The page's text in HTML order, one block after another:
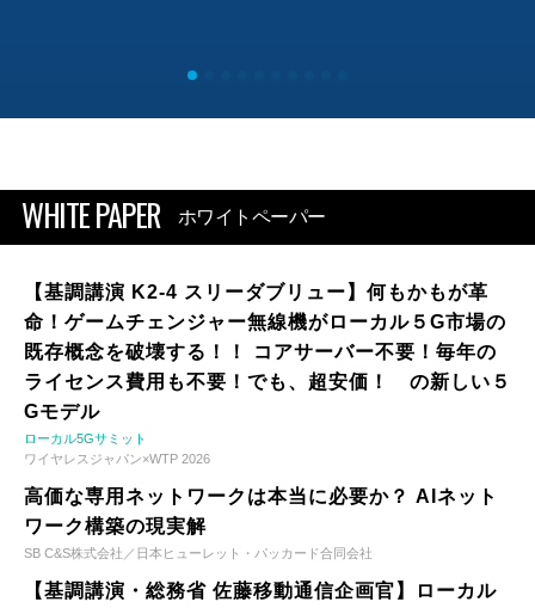
WHITE PAPER ホワイトペーパー
【基調講演 K2-4 スリーダブリュー】何もかもが革
命！ゲームチェンジャー無線機がローカル５G市場の
既存概念を破壊する！！ コアサーバー不要！毎年の
ライセンス費用も不要！でも、超安価！ の新しい５
Gモデル
ローカル5Gサミット
ワイヤレスジャパン×WTP 2026
高価な専用ネットワークは本当に必要か？ AIネット
ワーク構築の現実解
SB C&S株式会社／日本ヒューレット・パッカード合同会社
【基調講演・総務省 佐藤移動通信企画官】ローカル